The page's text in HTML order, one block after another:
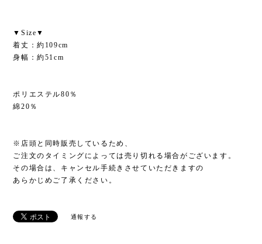
▼Size▼
着丈：約109cm
身幅：約51cm
ポリエステル80％
綿20％
※店頭と同時販売しているため、
ご注文のタイミングによっては売り切れる場合がございます。
その場合は、キャンセル手続きさせていただきますの
あらかじめご了承ください。
通報する